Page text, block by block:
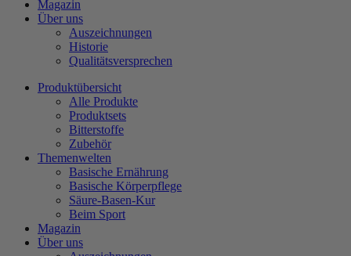
Magazin
Über uns
Auszeichnungen
Historie
Qualitätsversprechen
Produktübersicht
Alle Produkte
Produktsets
Bitterstoffe
Zubehör
Themenwelten
Basische Ernährung
Basische Körperpflege
Säure-Basen-Kur
Beim Sport
Magazin
Über uns